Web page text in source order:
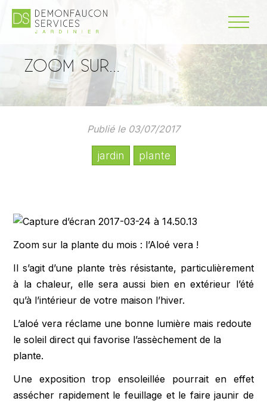
ZOOM SUR…
Publié le 03/07/2017
jardin plante
Zoom sur la plante du mois : l’Aloé vera !
Il s’agit d’une plante très résistante, particulièrement
à la chaleur, elle sera aussi bien en extérieur l’été
qu’à l’intérieur de votre maison l’hiver.
L’aloé vera réclame une bonne lumière mais redoute
le soleil direct qui favorise l’assèchement de la
plante.
Une exposition trop ensoleillée pourrait en effet
assécher rapidement le feuillage et le faire jaunir de